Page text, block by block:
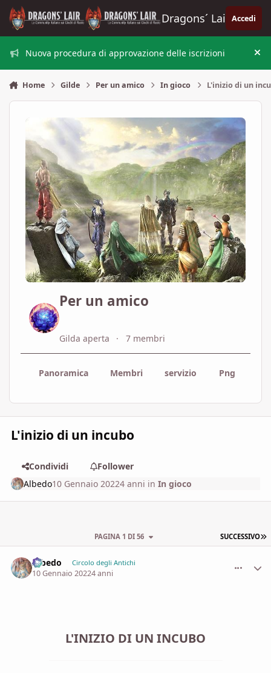
Vai al contenuto
Dragons´ Lair Accedi
Nuova procedura di approvazione delle iscrizioni
Home Gilde Per un amico In gioco L'inizio di un
Per un amico
Gilda aperta 7 membri
Panoramica Membri servizio Png
L'inizio di un incubo
Condividi
Follower
Albedo10 Gennaio 20224 anni inIn gioco
SUCCESSIVO
PAGINA 1 DI 56
Albedo Circolo degli Antichi
10 Gennaio 20224 anni
L'INIZIO DI UN INCUBO